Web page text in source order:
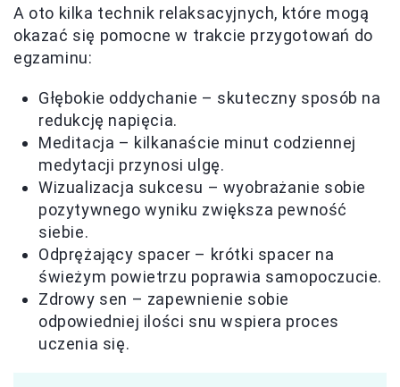
A oto kilka technik relaksacyjnych, które mogą
okazać się pomocne w trakcie przygotowań do
egzaminu:
Głębokie oddychanie – skuteczny sposób na
redukcję napięcia.
Meditacja – kilkanaście minut codziennej
medytacji przynosi ulgę.
Wizualizacja sukcesu – wyobrażanie sobie
pozytywnego wyniku zwiększa pewność
siebie.
Odprężający spacer – krótki spacer na
świeżym powietrzu poprawia samopoczucie.
Zdrowy sen – zapewnienie sobie
odpowiedniej ilości snu wspiera proces
uczenia się.